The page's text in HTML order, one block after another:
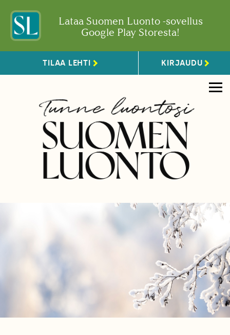
Lataa Suomen Luonto -sovellus
Google Play Storesta!
TILAA LEHTI KIRJAUDU